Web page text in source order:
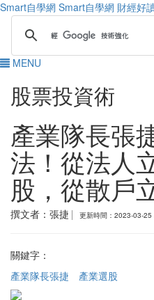
Smart自學網 Smart自學網 財經好
MENU
股票投資術
產業隊長張
法！從法人
股，從散戶
撰文者：張捷
關鍵字：
產業隊長張捷
產業選股